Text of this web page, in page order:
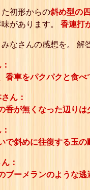
初形からの斜め型の
があります。 香連打
なさんの感想を。 解
香車をパクパクと食
ん：
香が無くなった辺り
で斜めに往復する玉の
：
ブーメランのような逃